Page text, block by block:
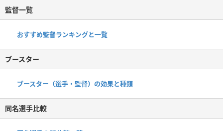
監督一覧
おすすめ監督ランキングと一覧
ブースター
ブースター（選手・監督）の効果と種類
同名選手比較